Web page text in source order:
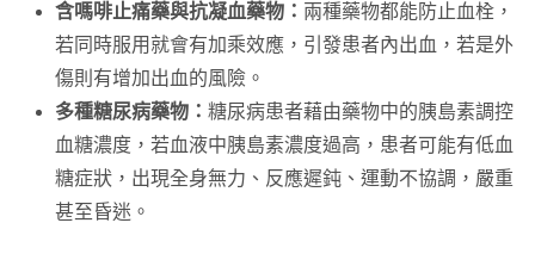
含嗎啡止痛藥與抗凝血藥物： 兩種藥物都能防止血栓，
若同時服用就會有加乘效應，引發患者內出血，若是外
傷則有增加出血的風險。
多種糖尿病藥物： 糖尿病患者藉由藥物中的胰島素調控
血糖濃度，若血液中胰島素濃度過高，患者可能有低血
糖症狀，出現全身無力、反應遲鈍、運動不協調，嚴重
甚至昏迷。